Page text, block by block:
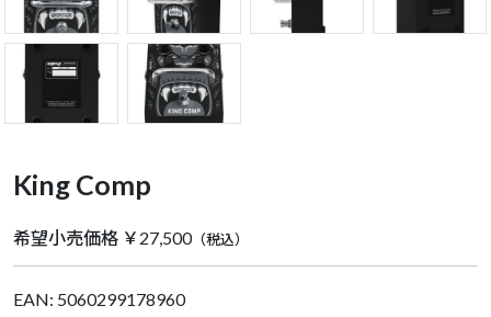
King Comp
希望小売価格 ￥27,500（税込）
EAN: 5060299178960